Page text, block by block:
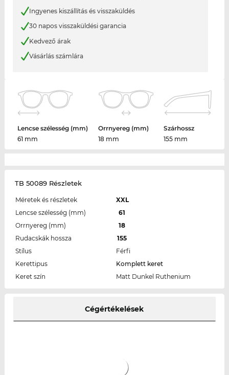
Ingyenes kiszállítás és visszaküldés
30 napos visszaküldési garancia
Kedvező árak
Vásárlás számlára
Lencse szélesség (mm)
61 mm
Orrnyereg (mm)
18 mm
Szárhossz
155 mm
TB 50089 Részletek
Méretek és részletek
XXL
Lencse szélesség (mm)
61
Orrnyereg (mm)
18
Rudacskák hossza
155
Stílus
Férfi
Kerettipus
Komplett keret
Keret szín
Matt Dunkel Ruthenium
Cégértékelések